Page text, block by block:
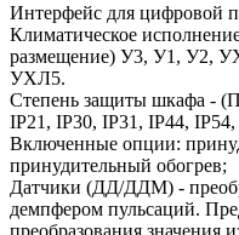
Интерфейс для цифровой
Климатическое
размещение) У3, У1,
УХЛ5.
Степень защиты шкафа -
IP21, IP30, IP31, IP44,
Включенные опции:
принудительный обогрев;
Датчики (ДД/ДДМ) -
демпфером пульсаций.
преобразования значения